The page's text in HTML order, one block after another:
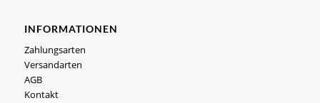
INFORMATIONEN
Zahlungsarten
Versandarten
AGB
Kontakt